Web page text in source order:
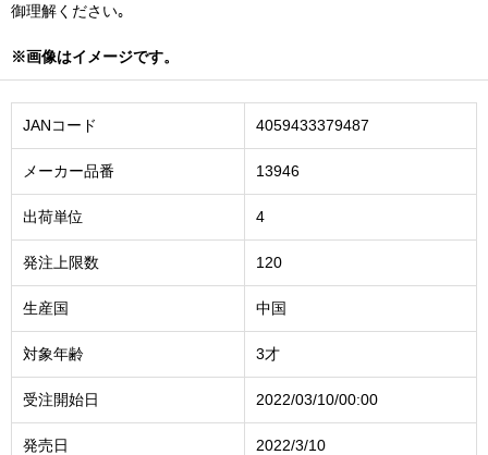
御理解ください｡
※画像はイメージです。
JANコード 4059433379487
メーカー品番 13946
出荷単位 4
発注上限数 120
生産国 中国
対象年齢 3才
受注開始日 2022/03/10/00:00
発売日 2022/3/10